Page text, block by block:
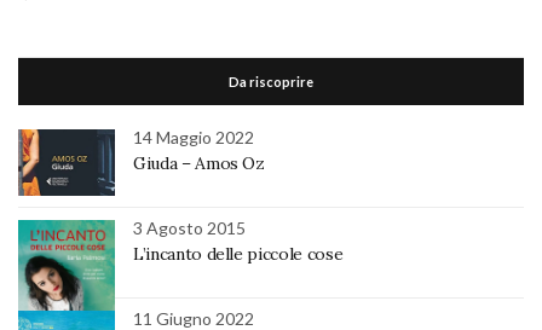
Da riscoprire
14 Maggio 2022
Giuda – Amos Oz
3 Agosto 2015
L’incanto delle piccole cose
11 Giugno 2022